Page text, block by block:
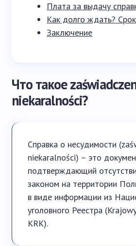
Плата за выдачу
Как долго ждать?
Заключение
Что такое
niekaralności?
Справка о несудимости
niekaralności) – это
подтверждающий
законом на территории
в виде информации из
уголовного Реестра
KRK).